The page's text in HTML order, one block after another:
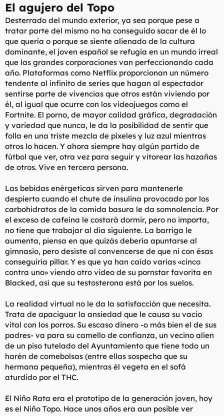
El agujero del Topo
Desterrado del mundo exterior, ya sea porque pese a
tratar parte del mismo no ha conseguido sacar de él lo
que quería o porque se siente alienado de la cultura
dominante, el joven español se refugia en un mundo irreal
que las grandes corporaciones van perfeccionando cada
año. Plataformas como Netflix proporcionan un número
tendente al infinito de series que hagan al espectador
sentirse parte de vivencias que otros están viviendo por
él, al igual que ocurre con los videojuegos como el
Fortnite. El porno, de mayor calidad gráfica, degradación
y variedad que nunca, le da la posibilidad de sentir que
folla en una triste mezcla de píxeles y luz azul mientras
otros lo hacen. Y ahora siempre hay algún partido de
fútbol que ver, otra vez para seguir y vitorear las hazañas
de otros. Vive en tercera persona.
Las bebidas enérgeticas sirven para mantenerle
despierto cuando el chute de insulina provocado por los
carbohidratos de la comida basura le da somnolencia. Por
el exceso de cafeína le costará dormir, pero no importa,
no tiene que trabajar al día siguiente. La barriga le
aumenta, piensa en que quizás debería apuntarse al
gimnasio, pero desiste al convencerse de que ni con ésas
conseguiría pillar. Y es que ya han caído varias «cinco
contra uno» viendo otro video de su pornstar favorita en
Blacked, así que su testosterona está por los suelos.
La realidad virtual no le da la satisfacción que necesita.
Trata de apaciguar la ansiedad que le causa su vacío
vital con los porros. Su escaso dinero -o más bien el de sus
padres- va para su camello de confianza, un vecino alien
de un piso tutelado del Ayuntamiento que tiene todo un
harén de comebolsas (entre ellas sospecha que su
hermana pequeña), mientras él vegeta en el sofá
aturdido por el THC.
El Niño Rata era el prototipo de la generación joven, hoy
es el Niño Topo. Hace unos años era aun posible ver